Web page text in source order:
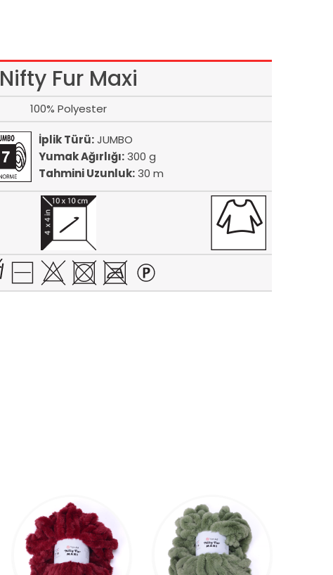
Nifty Fur Maxi
100% Polyester
İplik Türü:JUMBO
Yumak Ağırlığı:300 g
Tahmini Uzunluk:30 m